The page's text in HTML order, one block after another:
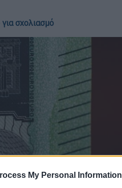
My Personal Information
σχολιασμό